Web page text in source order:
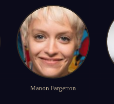
Manon Fargetton